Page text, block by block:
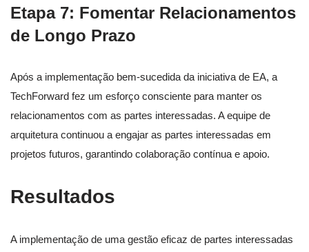
Etapa 7: Fomentar Relacionamentos
de Longo Prazo
Após a implementação bem-sucedida da iniciativa de EA, a
TechForward fez um esforço consciente para manter os
relacionamentos com as partes interessadas. A equipe de
arquitetura continuou a engajar as partes interessadas em
projetos futuros, garantindo colaboração contínua e apoio.
Resultados
A implementação de uma gestão eficaz de partes interessadas